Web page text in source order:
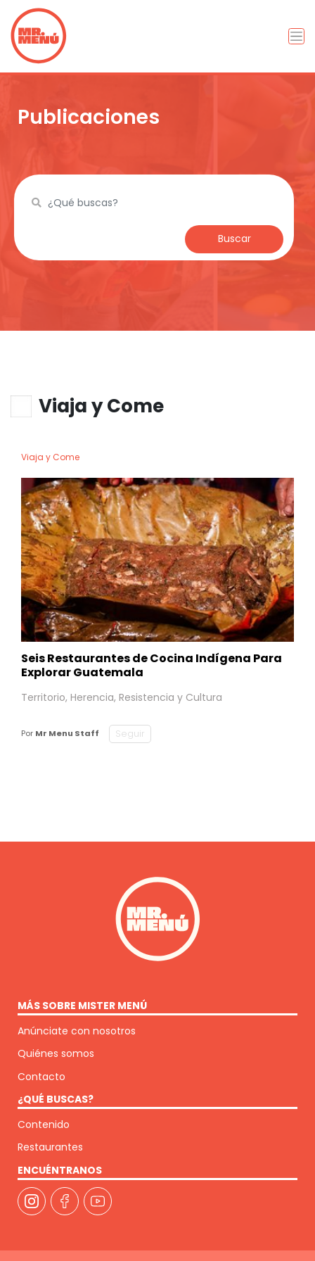
Publicaciones
Buscar
Viaja y Come
Viaja y Come
Seis Restaurantes de Cocina Indígena Para
Explorar Guatemala
Territorio, Herencia, Resistencia y Cultura
Por Mr Menu Staff Seguir
MÁS SOBRE MISTER MENÚ
Anúnciate con nosotros
Quiénes somos
Contacto
¿QUÉ BUSCAS?
Contenido
Restaurantes
ENCUÉNTRANOS